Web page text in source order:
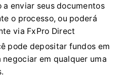
enviar seus documentos
o processo, ou poderá
via FxPro Direct
pode depositar fundos em
em qualquer uma